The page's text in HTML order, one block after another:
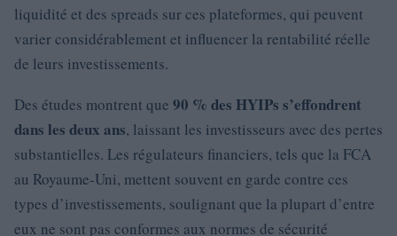
liquidité et des spreads sur ces plateformes, qui peuvent
varier considérablement et influencer la rentabilité réelle
de leurs investissements.
Des études montrent que 90 % des HYIPs s’effondrent
dans les deux ans, laissant les investisseurs avec des pertes
substantielles. Les régulateurs financiers, tels que la FCA
au Royaume-Uni, mettent souvent en garde contre ces
types d’investissements, soulignant que la plupart d’entre
eux ne sont pas conformes aux normes de sécurité